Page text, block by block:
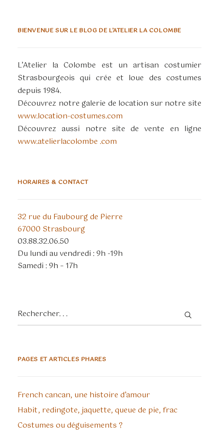
BIENVENUE SUR LE BLOG DE L’ATELIER LA COLOMBE
L’Atelier la Colombe est un artisan costumier
Strasbourgeois qui crée et loue des costumes
depuis 1984.
Découvrez notre galerie de location sur notre site
www.location-costumes.com
Découvrez aussi notre site de vente en ligne
www.atelierlacolombe .com
HORAIRES & CONTACT
32 rue du Faubourg de Pierre
67000 Strasbourg
03.88.32.06.50
Du lundi au vendredi : 9h -19h
Samedi : 9h – 17h
PAGES ET ARTICLES PHARES
French cancan, une histoire d’amour
Habit, redingote, jaquette, queue de pie, frac
Costumes ou déguisements ?